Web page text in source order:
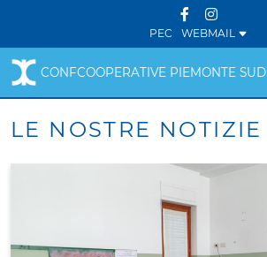
PEC WEBMAIL
CONFCOOPERATIVE PIEMONTE SUD
LE NOSTRE NOTIZIE